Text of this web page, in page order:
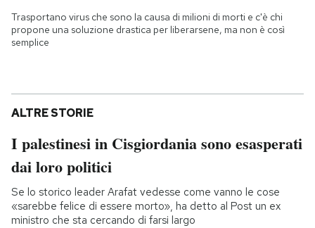
Trasportano virus che sono la causa di milioni di morti e c'è chi
propone una soluzione drastica per liberarsene, ma non è così
semplice
ALTRE STORIE
I palestinesi in Cisgiordania sono esasperati
dai loro politici
Se lo storico leader Arafat vedesse come vanno le cose
«sarebbe felice di essere morto», ha detto al Post un ex
ministro che sta cercando di farsi largo